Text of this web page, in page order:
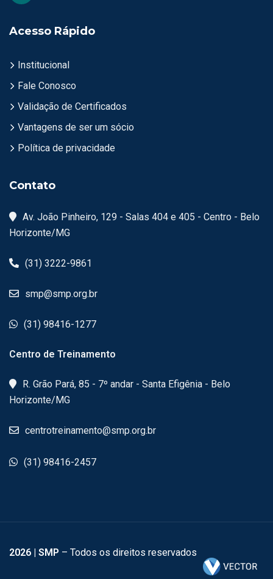
Acesso Rápido
Institucional
Fale Conosco
Validação de Certificados
Vantagens de ser um sócio
Política de privacidade
Contato
Av. João Pinheiro, 129 - Salas 404 e 405 - Centro - Belo
Horizonte/MG
(31) 3222-9861
smp@smp.org.br
(31) 98416-1277
Centro de Treinamento
R. Grão Pará, 85 - 7º andar - Santa Efigênia - Belo
Horizonte/MG
centrotreinamento@smp.org.br
(31) 98416-2457
2026 | SMP – Todos os direitos reservados